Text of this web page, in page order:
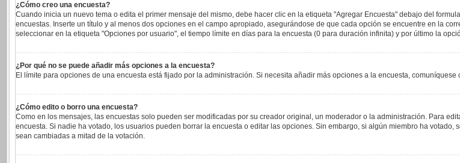
¿Cómo creo una encuesta?
Cuando inicia un nuevo tema o edita el primer mensaje del mismo, debe hacer clic en la etiqueta "Agregar Encuesta" debajo del
encuestas. Inserte un título y al menos dos opciones en el campo apropiado, asegurándose de que cada opción se encuentre en la
seleccionar en la etiqueta "Opciones por usuario", el tiempo límite en días para la encuesta (0 para duración infinita) y por último la
¿Por qué no se puede añadir más opciones a la encuesta?
El límite para opciones de una encuesta está fijado por la administración. Si necesita añadir más opciones a la encuesta, comuníquese
¿Cómo edito o borro una encuesta?
Como en los mensajes, las encuestas solo pueden ser modificadas por su creador original, un moderador o la administración. Para
encuesta. Si nadie ha votado, los usuarios pueden borrar la encuesta o editar las opciones. Sin embargo, si algún miembro ha
sean cambiadas a mitad de la votación.